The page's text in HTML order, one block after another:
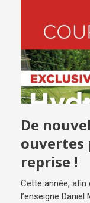
De
ouvertes
reprise !
Cette année, afin
l’enseigne